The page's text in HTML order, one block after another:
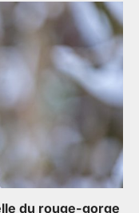
du rouge-gorge